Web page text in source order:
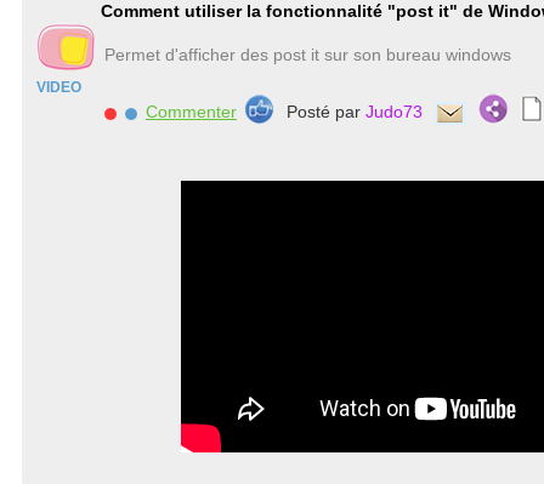
VIDEO
Comment utiliser la fonctionnalité "post it" de
Permet d'afficher des post it sur son bureau windows
Commenter Posté par Judo73